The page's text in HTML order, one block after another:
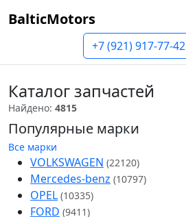
BalticMotors
+7 (921) 917-77-42
Каталог запчастей
Найдено: 4815
Популярные марки
Все марки
VOLKSWAGEN (22120)
Mercedes-benz (10797)
OPEL (10335)
FORD (9411)